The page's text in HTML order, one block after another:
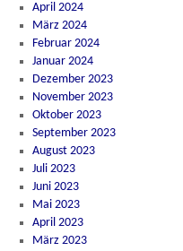
April 2024
März 2024
Februar 2024
Januar 2024
Dezember 2023
November 2023
Oktober 2023
September 2023
August 2023
Juli 2023
Juni 2023
Mai 2023
April 2023
März 2023